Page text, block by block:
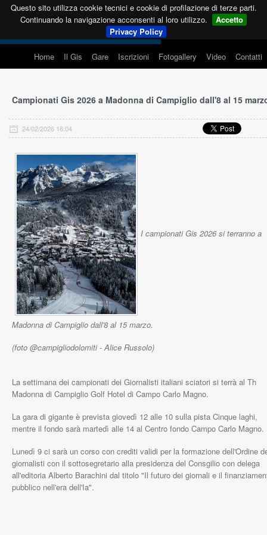
Questo sito utilizza cookie tecnici e cookie di profilazione di terze parti.
Continuando la navigazione acconsenti al loro utilizzo.
Accetto
Privacy Policy
Home Il Gis Gare Iscrizioni Fotogallery Video Contatti
Campionati Gis 2026 a Madonna di Campiglio dall'8 al 15
24/02/2026 16:04
I campionati Gis 2026 si terranno a
Madonna di Campiglio dall'8 al 15 marzo.
(foto @campigliodolomiti - Alice Russolo)
La settimana dei campionati dei Giornalisti italiani sciatori si terrà al Th
Madonna di Campiglio Golf Hotel di Campo Carlo Magno.
La gara di gigante è prevista giovedì 12 alle 10 sulla pista Cinque laghi,
mentre il fondo sarà martedì alle 14 al Centro fondo Campo Carlo Magno.
Lunedì 9 ci sarà un corso con crediti validi per la formazione dell'Ordine
giornalisti con il sottosegretario alla presidenza del Consgilio con delega
all'editoria Alberto Barachini dal titolo "Il futuro dei giornali e il
pubblico nell'era dell'Ia".